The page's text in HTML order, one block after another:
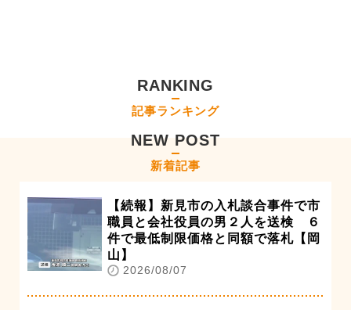
RANKING
記事ランキング
NEW POST
新着記事
【続報】新見市の入札談合事件で市
職員と会社役員の男２人を送検 ６
件で最低制限価格と同額で落札【岡
山】
2026/08/07